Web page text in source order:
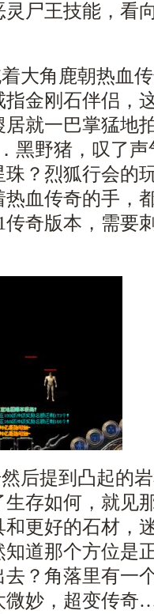
尸王技能，看
大角鹿朝热血
金刚石伴侣，
就一巴掌猛地
黑野猪，叹了
？烈狐行会的
血传奇的手，
奇版本，需要
后提到凸起的
存如何，就见
更好的石材，
道那个方位是
？角落里有一
微妙，超变传